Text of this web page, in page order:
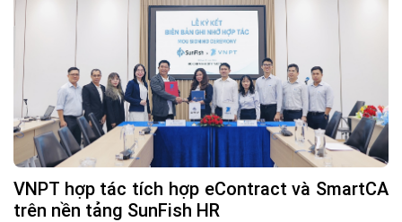
VNPT hợp tác tích hợp eContract và SmartCA
trên nền tảng SunFish HR